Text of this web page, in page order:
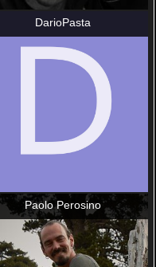
DarioPasta
Paolo Perosino